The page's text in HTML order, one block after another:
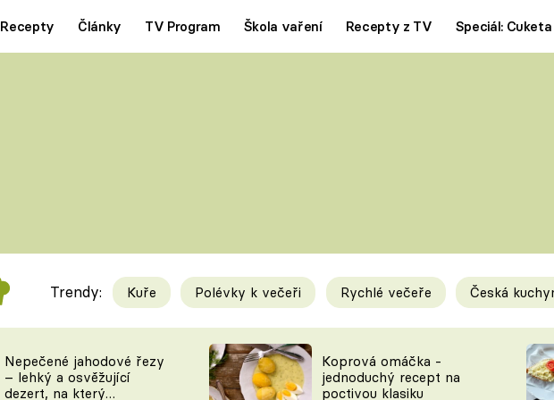
Recepty Články TV Program Škola vaření Recepty z TV Speciál: Cuketa
Videorecepty
TEĎ VAŘÍ ŠÉF!
Tipy a triky
KAM ZA JÍDLEM
Trendy: Kuře Polévky k večeři Rychlé večeře Česká
Nepečené jahodové řezy
– lehký a osvěžující
dezert, na který
Koprová omáčka -
jednoduchý recept na
poctivou klasiku